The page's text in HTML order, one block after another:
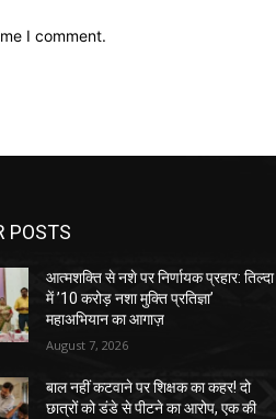
I comment.
POSTS
आत्मशक्ति से नशे पर निर्णायक प्रहार: तिल्दा
में ’10 करोड़ नशा मुक्ति प्रतिज्ञा’
महाअभियान का आगाज़
August 7, 2026
बाल नहीं कटवाने पर शिक्षक का कहर! दो
छात्रों को डंडे से पीटने का आरोप, एक की